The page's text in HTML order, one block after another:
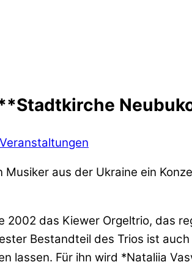
Veranstaltungen
aus der Ukraine ein
das Kiewer Orgeltrio, das
Bestandteil des Trios ist
lassen. Für ihn wird *Nataliia